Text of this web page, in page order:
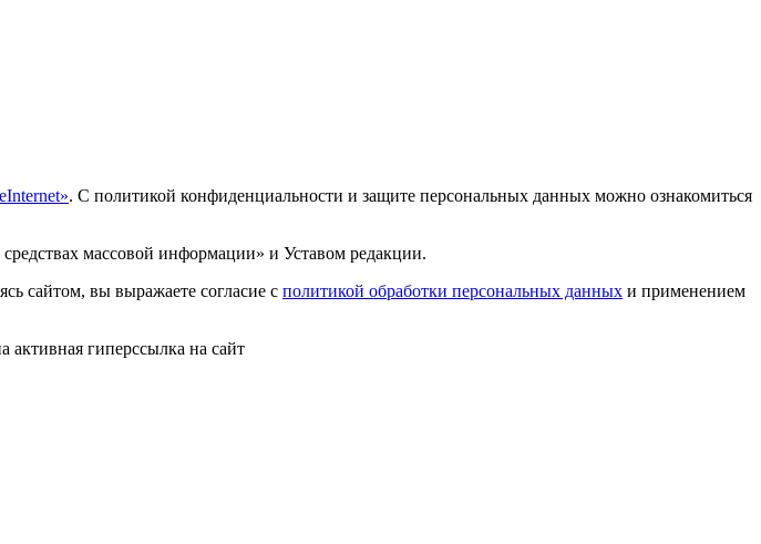
. С политикой конфиденциальности и защите персональных данных можно ознакомиться
массовой информации» и Уставом редакции.
сайтом, вы выражаете согласие с политикой обработки персональных данных и применением
активная гиперссылка на сайт